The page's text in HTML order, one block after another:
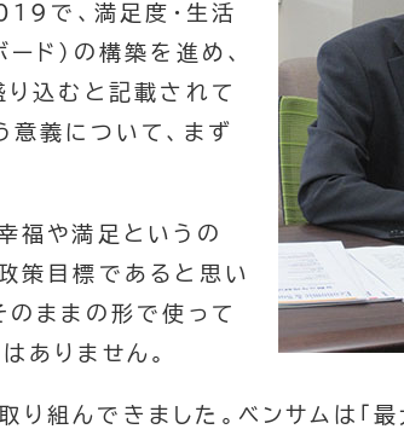
で、満足度・生活
ド）の構築を進め、
込むと記載されて
意義について、まず
福や満足というの
策目標であると思い
のままの形で使って
ありません。
組んできました。ベンサムは「